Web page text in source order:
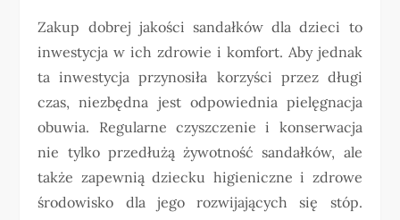
Zakup dobrej jakości sandałków dla dzieci to
inwestycja w ich zdrowie i komfort. Aby jednak
ta inwestycja przynosiła korzyści przez długi
czas, niezbędna jest odpowiednia pielęgnacja
obuwia. Regularne czyszczenie i konserwacja
nie tylko przedłużą żywotność sandałków, ale
także zapewnią dziecku higieniczne i zdrowe
środowisko dla jego rozwijających się stóp.